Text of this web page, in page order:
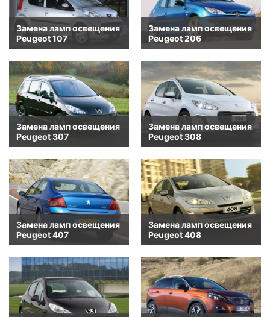
Замена ламп освещения
Peugeot 107
Замена ламп освещения
Peugeot 206
Замена ламп освещения
Peugeot 307
Замена ламп освещения
Peugeot 308
Замена ламп освещения
Peugeot 407
Замена ламп освещения
Peugeot 408